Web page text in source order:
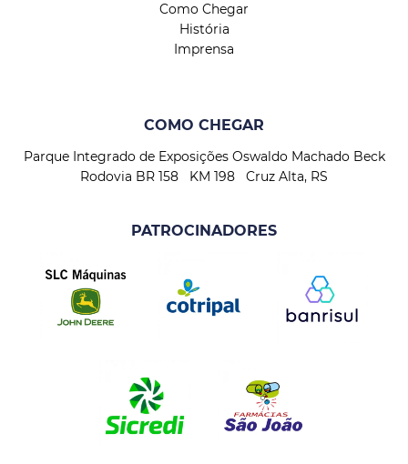
Como Chegar
História
Imprensa
COMO CHEGAR
Parque Integrado de Exposições Oswaldo Machado Beck
Rodovia BR 158 KM 198 Cruz Alta, RS
PATROCINADORES